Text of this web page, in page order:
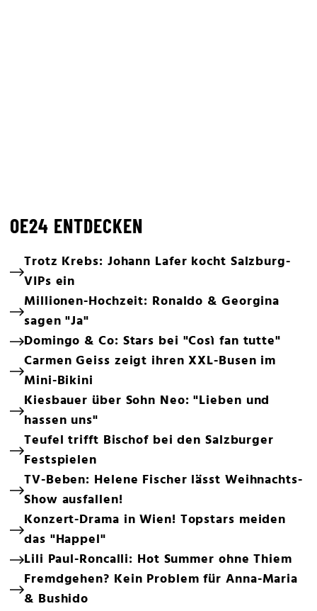
OE24 ENTDECKEN
Trotz Krebs: Johann Lafer kocht Salzburg-
VIPs ein
Millionen-Hochzeit: Ronaldo & Georgina
sagen "Ja"
Domingo & Co: Stars bei "Così fan tutte"
Carmen Geiss zeigt ihren XXL-Busen im
Mini-Bikini
Kiesbauer über Sohn Neo: "Lieben und
hassen uns"
Teufel trifft Bischof bei den Salzburger
Festspielen
TV-Beben: Helene Fischer lässt Weihnachts-
Show ausfallen!
Konzert-Drama in Wien! Topstars meiden
das "Happel"
Lili Paul-Roncalli: Hot Summer ohne Thiem
Fremdgehen? Kein Problem für Anna-Maria
& Bushido